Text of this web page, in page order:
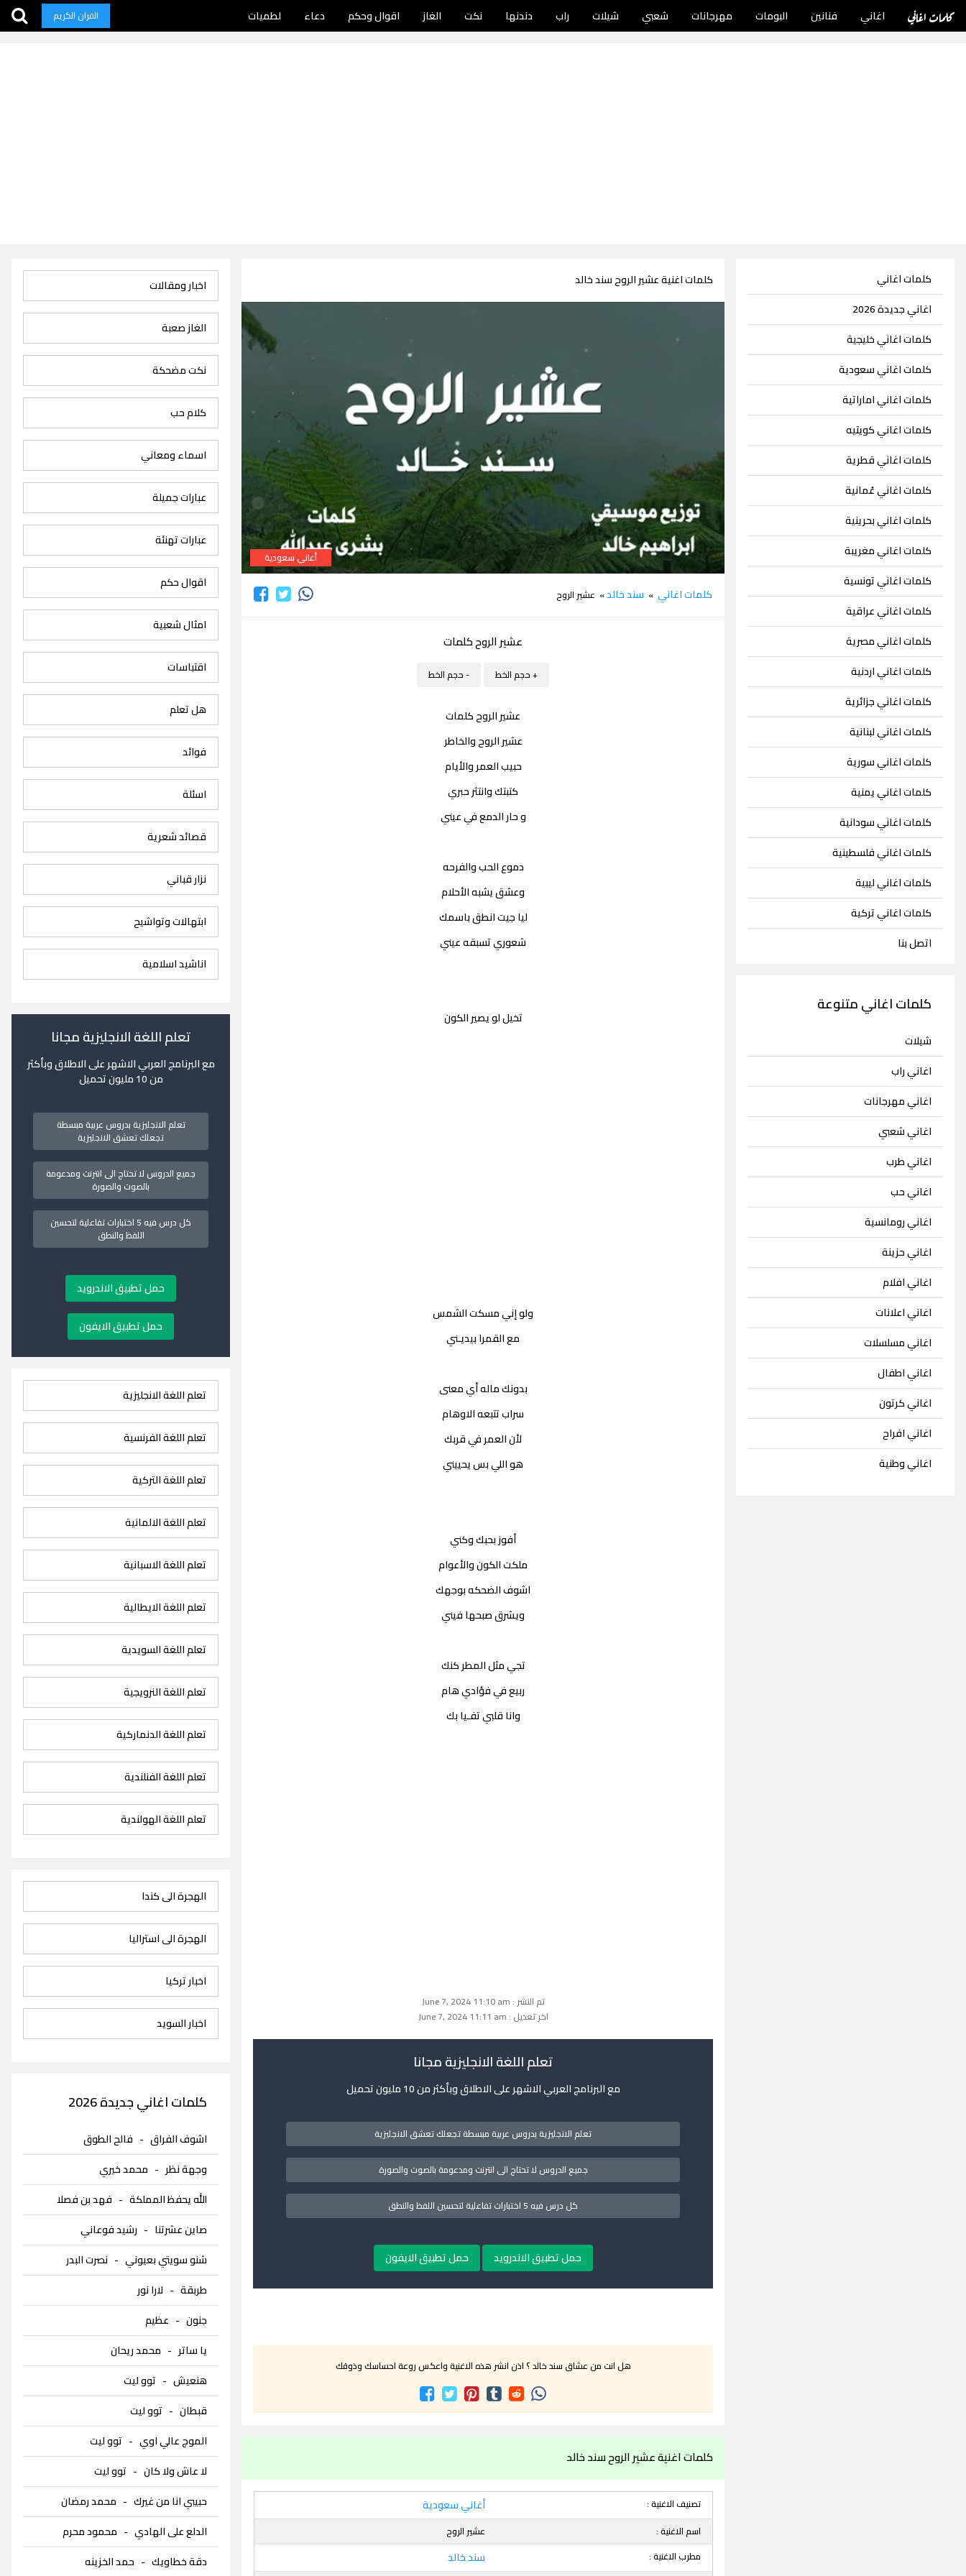
كلمات اغاني اغاني فنانين البومات مهرجانات شعبي شيلات راب دندنها نكت الغاز اقوال وحكم دعاء لطميات القران الكريم
كلمات اغاني
اغاني جديدة 2026
كلمات اغاني خليجية
كلمات اغاني سعودية
كلمات اغاني اماراتية
كلمات اغاني كويتيه
كلمات اغاني قطرية
كلمات اغاني عُمانية
كلمات اغاني بحرينية
كلمات اغاني مغريبة
كلمات اغاني تونسية
كلمات اغاني عراقية
كلمات اغاني مصرية
كلمات اغاني اردنية
كلمات اغاني جزائرية
كلمات اغاني لبنانية
كلمات اغاني سورية
كلمات اغاني يمنية
كلمات اغاني سودانية
كلمات اغاني فلسطينية
كلمات اغاني ليبية
كلمات اغاني تركية
اتصل بنا
كلمات اغاني متنوعة
شيلات
اغاني راب
اغاني مهرجانات
اغاني شعبي
اغاني طرب
اغاني حب
اغاني رومانسية
اغاني حزينة
اغاني افلام
اغاني اعلانات
اغاني مسلسلات
اغاني اطفال
اغاني كرتون
اغاني افراح
اغاني وطنية
كلمات اغنية عشير الروح سند خالد
أغاني سعودية
كلمات اغاني » سند خالد» عشير الروح
عشير الروح كلمات
+ حجم الخط - حجم الخط
عشير الروح كلمات
عشير الروح والخاطر
حبيب العمر والأيام
كتبتك وانتثر حبري
و حار الدمع في عيني
دموع الحب والفرحه
وعشق يشبه الأحلام
ليا جيت انطق باسمك
شعوري تسبقه عيني
تخيل لو يصير الكون
ولو إني مسكت الشمس
مع القمرا بيديـني
بدونك ماله أي معنى
سراب تتبعه الاوهام
لأن العمر في قربك
هو اللي بس يحييني
أفوز بحبك وكني
ملكت الكون والأعوام
اشوف الضحكه بوجهك
ويشرق صبحها فيني
تجي مثل المطر كنك
ربيع في فؤادي هام
وانا قلبي تفـيا بك
تم النشر : June 7, 2024 11:10 am
اخر تعديل : June 7, 2024 11:11 am
تعلم اللغة الانجليزية مجانا
مع البرنامج العربي الاشهر على الاطلاق وبأكثر من 10 مليون تحميل
تعلم الانجليزية بدروس عربية مبسطة تجعلك تعشق الانجليزية
جميع الدروس لا تحتاج الى انترنت ومدعومة بالصوت والصورة
كل درس فيه 5 اختبارات تفاعلية لتحسين اللفظ والنطق
حمل تطبيق الاندرويد حمل تطبيق الايفون
هل انت من عشاق سند خالد ؟ اذن انشر هذه الاغنية واعكس روعة احساسك وذوقك
كلمات اغنية عشير الروح سند خالد
تصنيف الاغنية : أغاني سعودية
اسم الاغنية :
عشير الروح
مطرب الاغنية :
سند خالد
اخبار ومقالات
الغاز صعبة
نكت مضحكة
كلام حب
اسماء ومعاني
عبارات جميلة
عبارات تهنئة
اقوال حكم
امثال شعبية
اقتباسات
هل تعلم
فوائد
اسئلة
قصائد شعرية
نزار قباني
ابتهالات وتواشيح
اناشيد اسلامية
تعلم اللغة الانجليزية مجانا
مع البرنامج العربي الاشهر على الاطلاق وبأكثر
من 10 مليون تحميل
تعلم الانجليزية بدروس عربية مبسطة
تجعلك تعشق الانجليزية
جميع الدروس لا تحتاج الى انترنت ومدعومة
بالصوت والصورة
كل درس فيه 5 اختبارات تفاعلية لتحسين
اللفظ والنطق
حمل تطبيق الاندرويد
حمل تطبيق الايفون
تعلم اللغة الانجليزية
تعلم اللغة الفرنسية
تعلم اللغة التركية
تعلم اللغة الالمانية
تعلم اللغة الاسبانية
تعلم اللغة الايطالية
تعلم اللغة السويدية
تعلم اللغة النرويجية
تعلم اللغة الدنماركية
تعلم اللغة الفنلندية
تعلم اللغة الهولندية
الهجرة الى كندا
الهجرة الى استراليا
اخبار تركيا
اخبار السويد
كلمات اغاني جديدة 2026
اشوف الفراق- فالح الطوق
وجهة نظر - محمد خيري
الله يحفظ المملكة- فهد بن فصلا
صاين عشرتنا - رشيد فوعاني
شنو سويتي بعيوني- نصرت البدر
طربقة- لارا نور
جنون- عظيم
يا ساتر - محمد ريحان
هنعيش- توو ليت
قبطان- توو ليت
الموج عالي اوي- توو ليت
لا عاش ولا كان- توو ليت
حبيبي انا من غيرك- محمد رمضان
الدلع على الهادي- محمود محرم
دقة خطاويك- حمد الخزينه